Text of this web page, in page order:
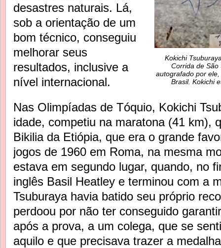
Kokichi
Corrida de São
autografado por
Brasil. Kokichi
desastres naturais. Lá,
sob a orientação de um
bom técnico, conseguiu
melhorar seus
resultados, inclusive a
nível internacional.
Nas Olimpíadas de Tóquio, Kokichi
idade, competiu na maratona (41 km),
Bikilia da Etiópia, que era o grande
jogos de 1960 em Roma, na mesma
estava em segundo lugar, quando, no
inglês Basil Heatley e terminou com a
Tsuburaya havia batido seu próprio
perdoou por não ter conseguido
após a prova, a um colega, que se
aquilo e que precisava trazer a